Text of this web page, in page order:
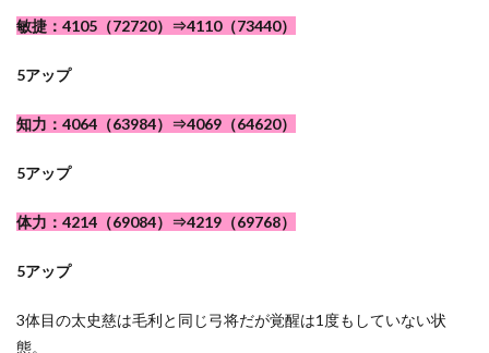
敏捷：4105（72720）⇒4110（73440）
5アップ
知力：4064（63984）⇒4069（64620）
5アップ
体力：4214（69084）⇒4219（69768）
5アップ
3体目の太史慈は毛利と同じ弓将だが覚醒は1度もしていない状
態。